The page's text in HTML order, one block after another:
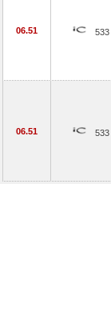
06.51 533
06.51 533